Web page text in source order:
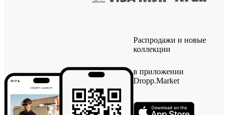
Распродажи и новые
коллекции
в приложении
Dropp.Market